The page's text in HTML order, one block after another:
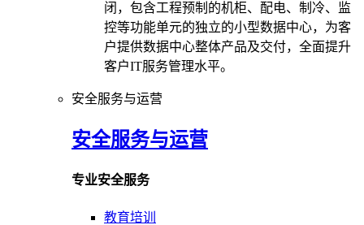
闭，包含工程预制的机柜、配电、制冷、监
控等功能单元的独立的小型数据中心，为客
户提供数据中心整体产品及交付，全面提升
客户IT服务管理水平。
安全服务与运营
安全服务与运营
专业安全服务
教育培训